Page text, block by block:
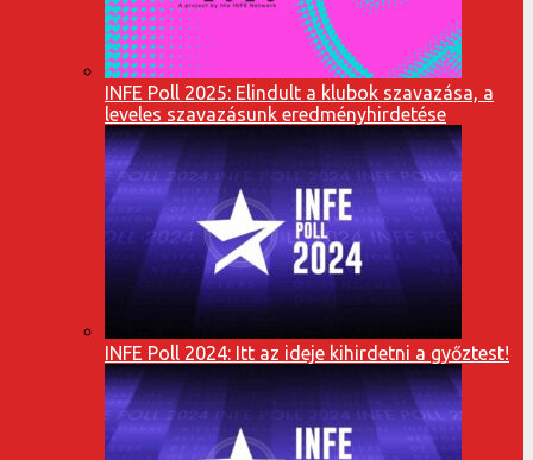
INFE Poll 2025: Elindult a klubok szavazása, a
leveles szavazásunk eredményhirdetése
INFE Poll 2024: Itt az ideje kihirdetni a győztest!